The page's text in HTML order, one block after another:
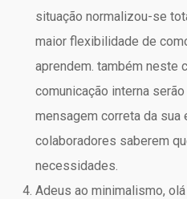
situação normalizou-se
maior flexibilidade de
aprendem. também neste
comunicação interna
mensagem correta da sua
colaboradores saberem
necessidades.
Adeus ao minimalismo, olá